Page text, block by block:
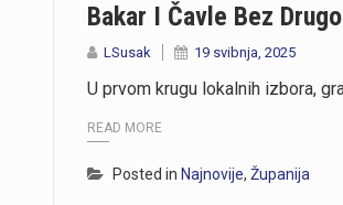
Bakar I Čavle Bez
LSusak 19 svibnja, 2025
U prvom krugu lokalnih izbora,
READ MORE
Posted in Najnovije, Županija